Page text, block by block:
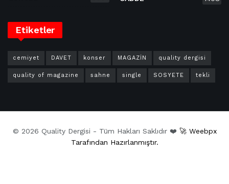
Etiketler
cemiyet DAVET konser MAGAZİN quality dergisi
quality of magazine sahne single SOSYETE tekli
© 2026 Quality Dergisi - Tüm Hakları Saklıdır ❤️ 🚀 Weebpx
Tarafından Hazırlanmıştır.